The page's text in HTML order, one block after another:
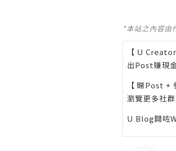
*本站之內容由
【 U Creator
出Post賺現
【 睇Post +
瀏覽更多社群
U Blog開咗